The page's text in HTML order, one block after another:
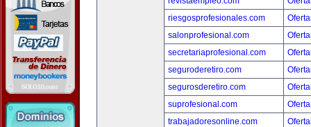
riesgosprofesionales.com
salonprofesional.com
secretariaprofesional.com
seguroderetiro.com
segurosderetiro.com
suprofesional.com
trabajadoresonline.com